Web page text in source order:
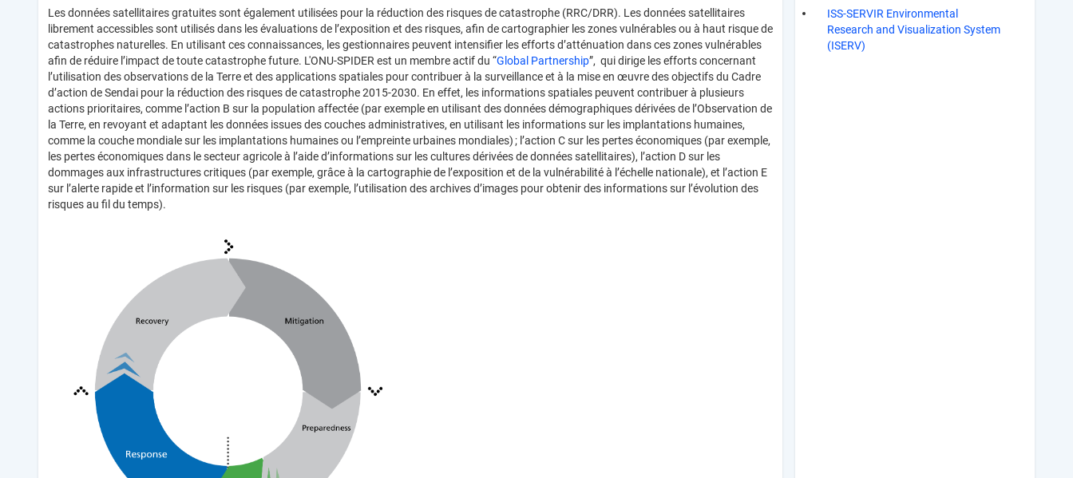
Les données satellitaires gratuites sont également utilisées pour la réduction des risques de catastrophe (RRC/DRR). Les données satellitaires
librement accessibles sont utilisés dans les évaluations de l’exposition et des risques, afin de cartographier les zones vulnérables ou à haut risque de
catastrophes naturelles. En utilisant ces connaissances, les gestionnaires peuvent intensifier les efforts d’atténuation dans ces zones vulnérables
afin de réduire l’impact de toute catastrophe future. L'ONU-SPIDER est un membre actif du “Global Partnership”, qui dirige les efforts concernant
l’utilisation des observations de la Terre et des applications spatiales pour contribuer à la surveillance et à la mise en œuvre des objectifs du Cadre
d’action de Sendai pour la réduction des risques de catastrophe 2015-2030. En effet, les informations spatiales peuvent contribuer à plusieurs
actions prioritaires, comme l’action B sur la population affectée (par exemple en utilisant des données démographiques dérivées de l’Observation de
la Terre, en revoyant et adaptant les données issues des couches administratives, en utilisant les informations sur les implantations humaines,
comme la couche mondiale sur les implantations humaines ou l’empreinte urbaines mondiales) ; l’action C sur les pertes économiques (par exemple,
les pertes économiques dans le secteur agricole à l’aide d’informations sur les cultures dérivées de données satellitaires), l’action D sur les
dommages aux infrastructures critiques (par exemple, grâce à la cartographie de l’exposition et de la vulnérabilité à l’échelle nationale), et l’action E
sur l’alerte rapide et l’information sur les risques (par exemple, l’utilisation des archives d’images pour obtenir des informations sur l’évolution des
risques au fil du temps).
ISS-SERVIR Environmental
Research and Visualization System
(ISERV)